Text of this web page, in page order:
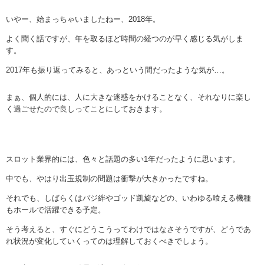
いやー、始まっちゃいましたねー、2018年。
よく聞く話ですが、年を取るほど時間の経つのが早く感じる気がしま
す。
2017年も振り返ってみると、あっという間だったような気が…。
まぁ、個人的には、人に大きな迷惑をかけることなく、それなりに楽し
く過ごせたので良しってことにしておきます。
スロット業界的には、色々と話題の多い1年だったように思います。
中でも、やはり出玉規制の問題は衝撃が大きかったですね。
それでも、しばらくはバジ絆やゴッド凱旋などの、いわゆる喰える機種
もホールで活躍できる予定。
そう考えると、すぐにどうこうってわけではなさそうですが、どうであ
れ状況が変化していくってのは理解しておくべきでしょう。